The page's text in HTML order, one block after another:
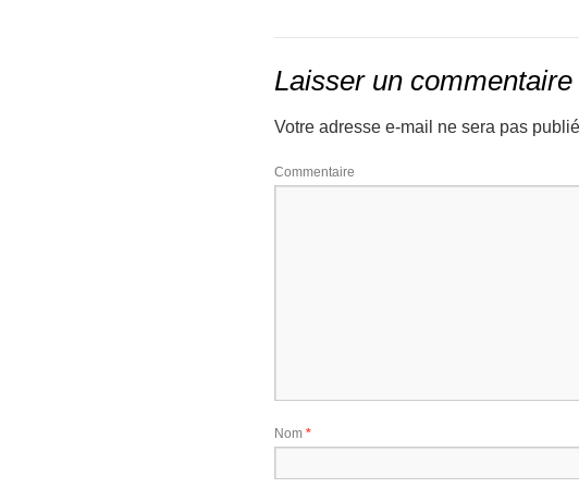
Laisser un commentaire
Votre adresse e-mail ne sera pas
Nom *